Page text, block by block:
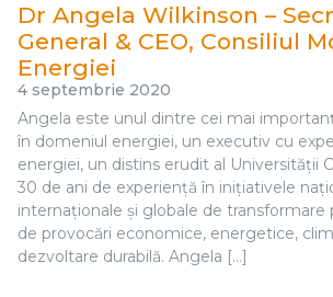
Dr Angela Wilkinson –
General & CEO, Consiliul
Energiei
4 septembrie 2020
Angela este unul dintre cei mai
în domeniul energiei, un executiv cu
energiei, un distins erudit al Universității
30 de ani de experiență în inițiativele
internaționale și globale de transformare
de provocări economice, energetice,
dezvoltare durabilă. Angela […]